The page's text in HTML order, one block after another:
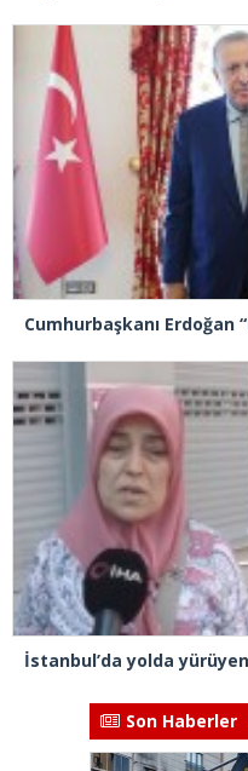
İstanbul’da yolda
Son Haberler